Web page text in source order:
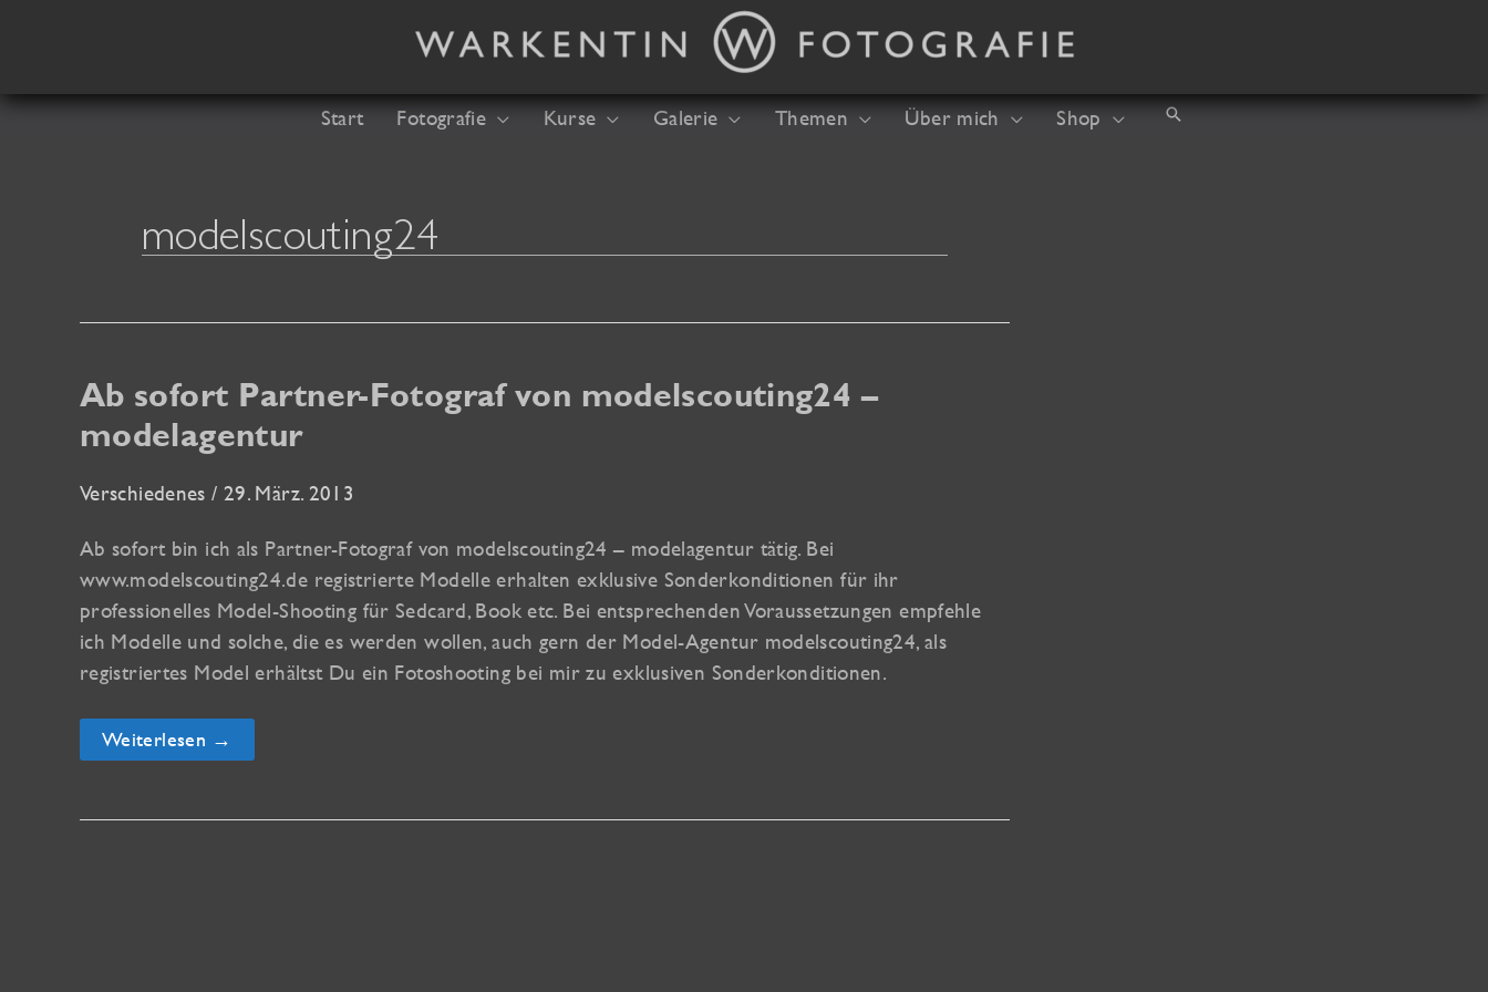
Start Fotografie Kurse Galerie Themen Über mich Shop Suchen
modelscouting24
Ab sofort Partner-Fotograf von modelscouting24 –
modelagentur
Verschiedenes / 29. März. 2013
Ab sofort bin ich als Partner-Fotograf von modelscouting24 – modelagentur tätig. Bei
www.modelscouting24.de registrierte Modelle erhalten exklusive Sonderkonditionen für ihr
professionelles Model-Shooting für Sedcard, Book etc. Bei entsprechenden Voraussetzungen empfehle
ich Modelle und solche, die es werden wollen, auch gern der Model-Agentur modelscouting24, als
registriertes Model erhältst Du ein Fotoshooting bei mir zu exklusiven Sonderkonditionen.
Ab
sofort
von
Weiterlesen →